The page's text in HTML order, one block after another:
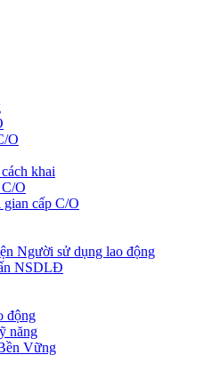
O
khai
O
cấp C/O
Người sử dụng lao động
NSDLĐ
động
năng
Vững